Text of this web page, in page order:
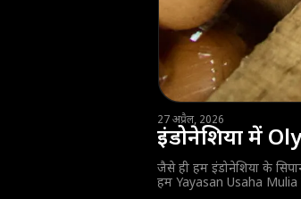
27 अप्रैल, 2026
इंडोनेशिया में
जैसे ही हम इंडोनेशिया के
हम Yayasan Usaha Mulia